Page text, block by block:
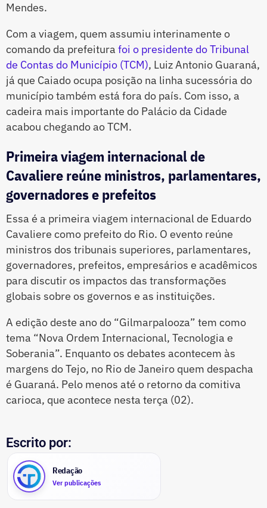
Mendes.
Com a viagem, quem assumiu interinamente o
comando da prefeitura foi o presidente do Tribunal
de Contas do Município (TCM), Luiz Antonio Guaraná,
já que Caiado ocupa posição na linha sucessória do
município também está fora do país. Com isso, a
cadeira mais importante do Palácio da Cidade
acabou chegando ao TCM.
Primeira viagem internacional de
Cavaliere reúne ministros, parlamentares,
governadores e prefeitos
Essa é a primeira viagem internacional de Eduardo
Cavaliere como prefeito do Rio. O evento reúne
ministros dos tribunais superiores, parlamentares,
governadores, prefeitos, empresários e acadêmicos
para discutir os impactos das transformações
globais sobre os governos e as instituições.
A edição deste ano do “Gilmarpalooza” tem como
tema “Nova Ordem Internacional, Tecnologia e
Soberania”. Enquanto os debates acontecem às
margens do Tejo, no Rio de Janeiro quem despacha
é Guaraná. Pelo menos até o retorno da comitiva
carioca, que acontece nesta terça (02).
Escrito por:
Redação
Ver publicações